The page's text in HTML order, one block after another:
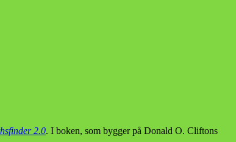
2.0. I boken, som bygger på Donald O. Cliftons